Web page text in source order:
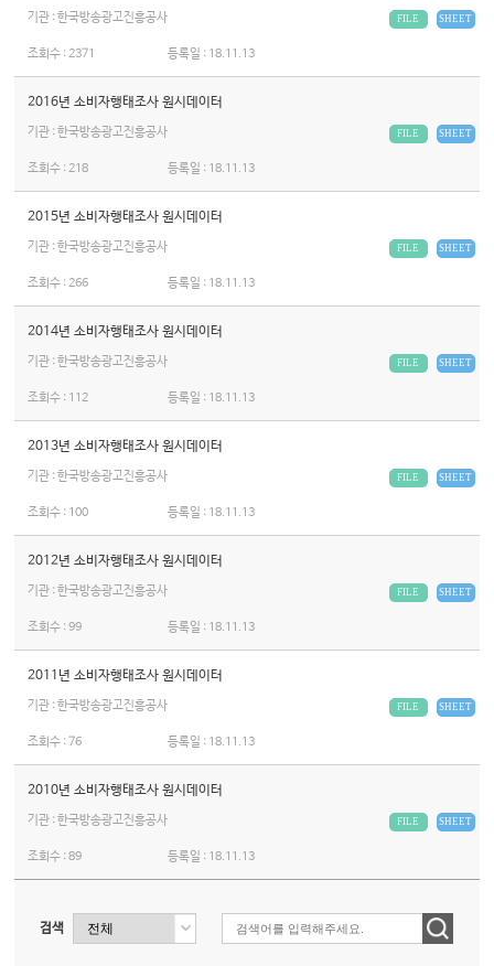
기관 : 한국방송광고진흥공사 SHEET
FILE
조회수 :2371 등록일 : 18.11.13
2016년 소비자행태조사 원시데이터
기관 : 한국방송광고진흥공사 SHEET
FILE
조회수 :218 등록일 : 18.11.13
2015년 소비자행태조사 원시데이터
기관 : 한국방송광고진흥공사 SHEET
FILE
조회수 :266 등록일 : 18.11.13
2014년 소비자행태조사 원시데이터
기관 : 한국방송광고진흥공사 SHEET
FILE
조회수 : 112 등록일 : 18.11.13
2013년 소비자행태조사 원시데이터
기관 : 한국방송광고진흥공사 SHEET
FILE
조회수 : 100 등록일 : 18.11.13
2012년 소비자행태조사 원시데이터
기관 : 한국방송광고진흥공사 SHEET
FILE
조회수 :99 등록일 : 18.11.13
2011년 소비자행태조사 원시데이터
기관 : 한국방송광고진흥공사 SHEET
FILE
조회수 :76 등록일 : 18.11.13
2010년 소비자행태조사 원시데이터
기관 : 한국방송광고진흥공사 SHEET
FILE
조회수 :89 등록일 : 18.11.13
검색